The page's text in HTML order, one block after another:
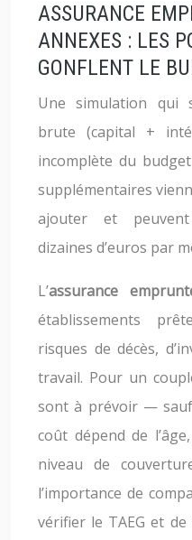
ASSURANCE
ANNEXES : LES
GONFLENT LE
Une simulation qui
brute (capital +
incomplète du
supplémentaires
ajouter et
dizaines d’euros par
L’assurance
établissements
risques de décès,
travail. Pour un
sont à prévoir —
coût dépend de
niveau de
l’importance de
vérifier le TAEG et de